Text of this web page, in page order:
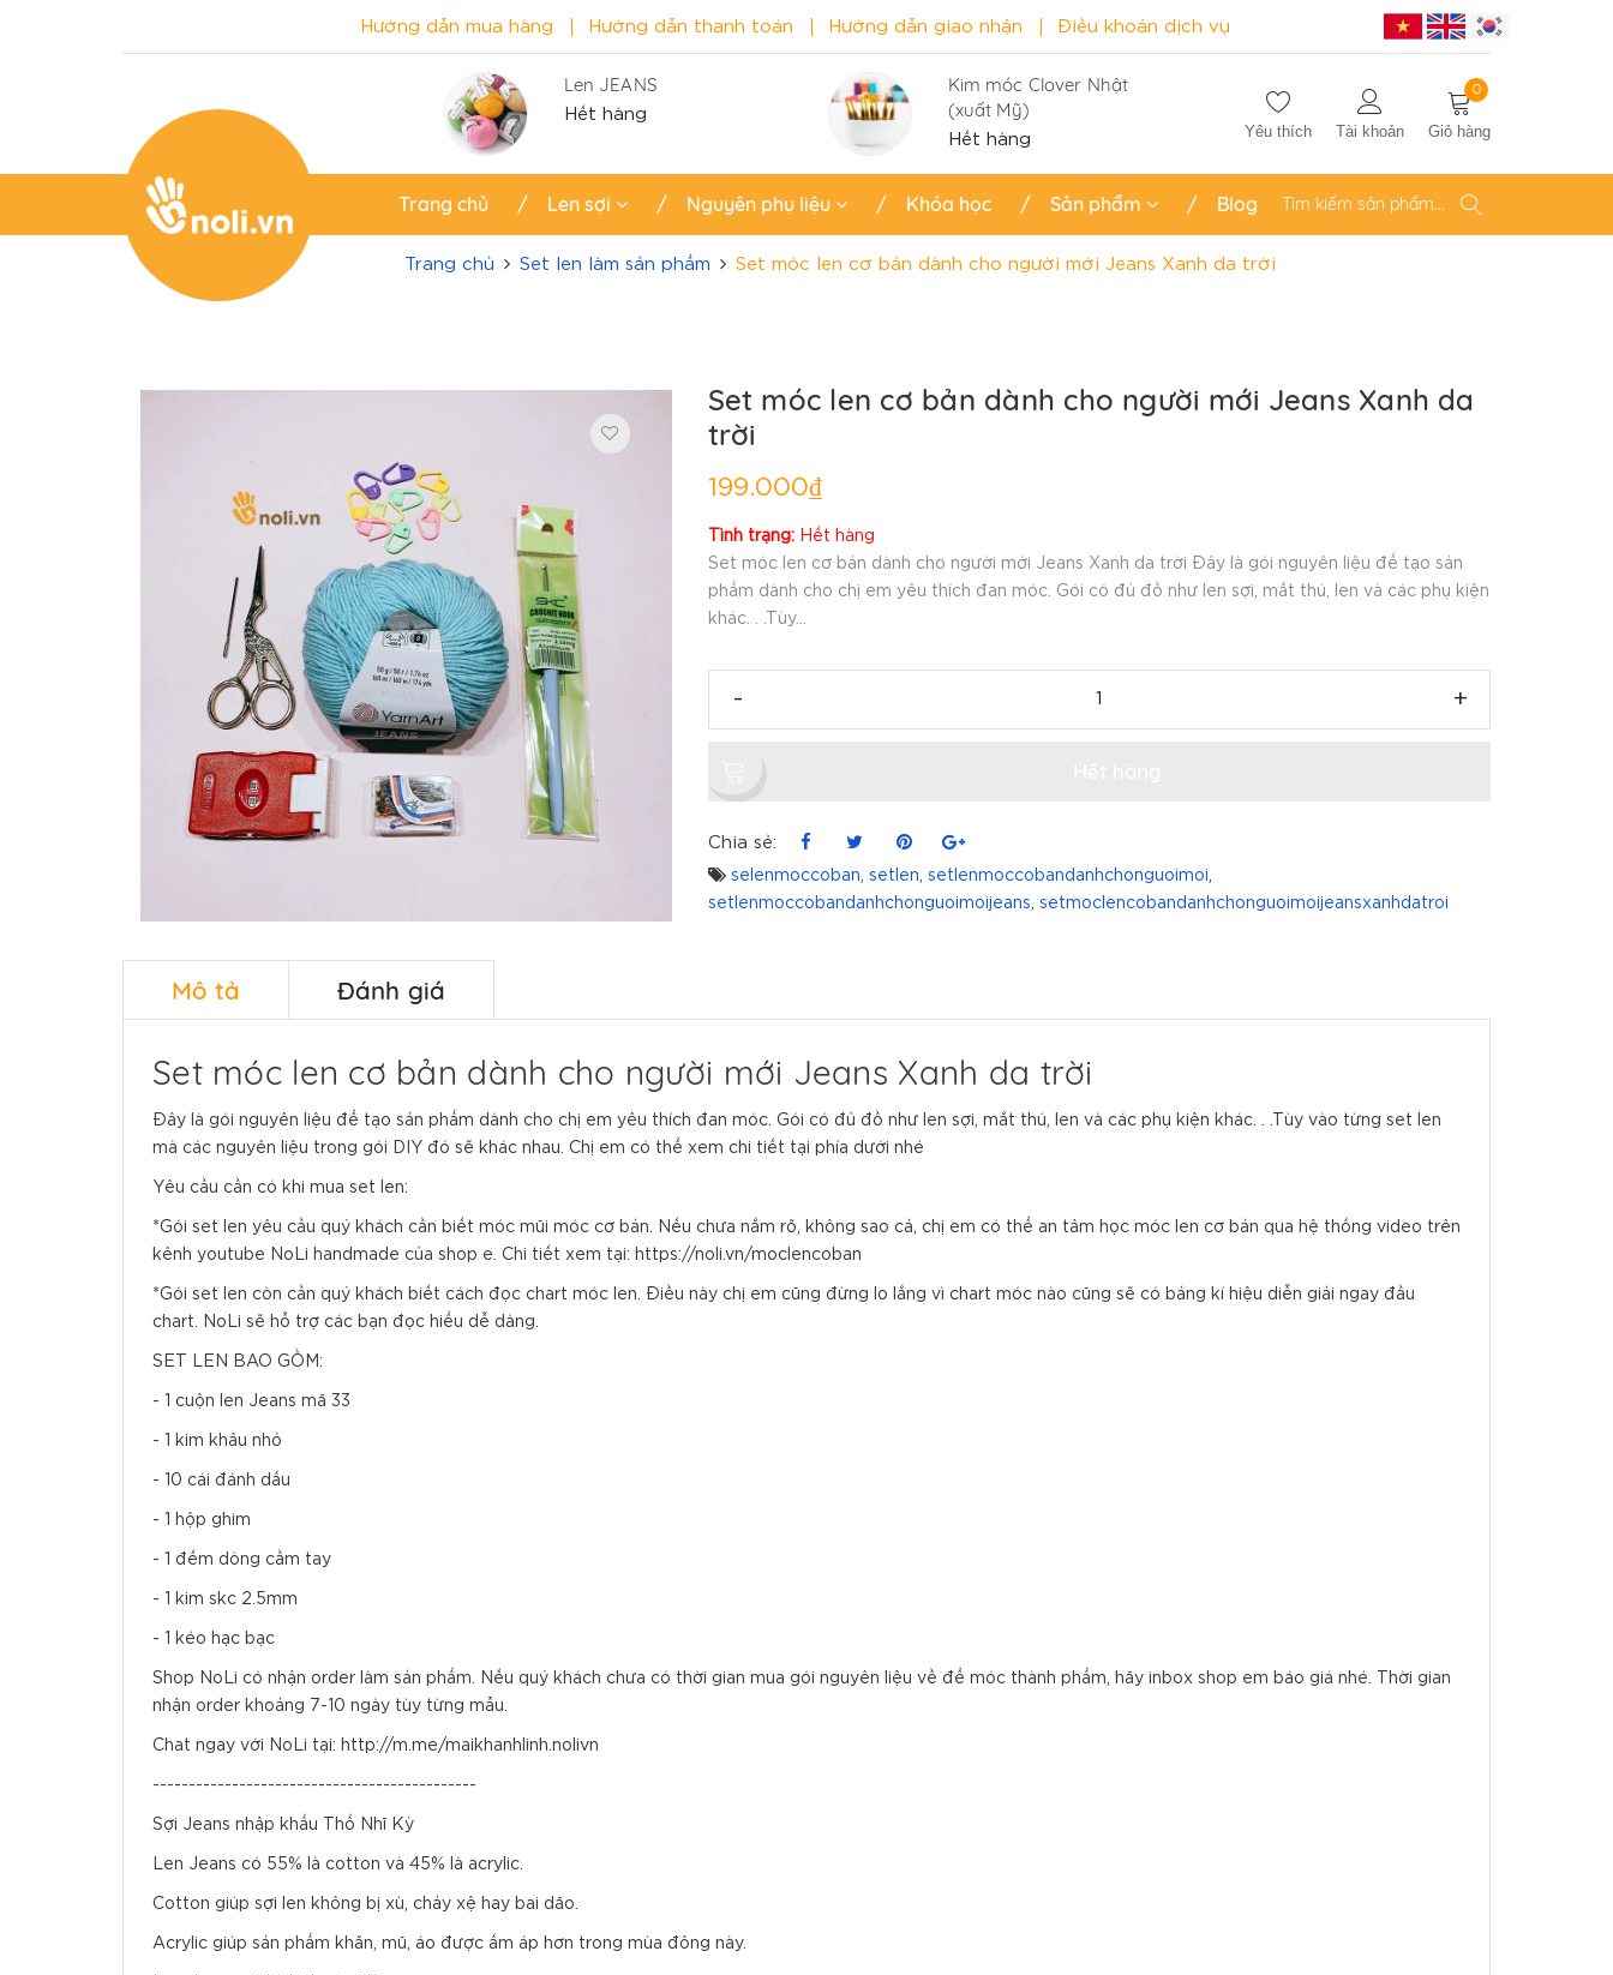
Hướng dẫn mua hàng Hướng dẫn thanh toán Hướng dẫn giao nhận Điều khoản dịch vụ
0
Giỏ hàng
Tài khoản
Yêu thích
Len JEANS
Hết hàng
Kim móc Clover Nhật
(xuất Mỹ)
Hết hàng
Trang chủ Len sợi Nguyên phụ liệu Khóa học Sản phẩm Blog
Trang chủ Set len làm sản phẩm Set móc len cơ bản dành cho người mới Jeans Xanh da trời
Set móc len cơ bản dành cho người mới Jeans Xanh da
trời
199.000₫
Tình trạng:
Hết hàng
Set móc len cơ bản dành cho người mới Jeans Xanh da trời Đây là gói nguyên liệu để tạo sản
phẩm dành cho chị em yêu thích đan móc. Gói có đủ đồ như len sợi, mắt thú, len và các phụ kiện
khác. . .Tùy...
- +
Chia sẻ:
selenmoccoban setlen setlenmoccobandanhchonguoimoi
setlenmoccobandanhchonguoimoijeans
setmoclencobandanhchonguoimoijeansxanhdatroi
Mô tả Đánh giá
Set móc len cơ bản dành cho người mới Jeans Xanh da trời
Đây là gói nguyên liệu để tạo sản phẩm dành cho chị em yêu thích đan móc. Gói có đủ đồ như len sợi, mắt thú, len và các phụ kiện khác. . .Tùy vào từng set len
mà các nguyên liệu trong gói DIY đó sẽ khác nhau. Chị em có thể xem chi tiết tại phía dưới nhé
Yêu cầu cần có khi mua set len:
*Gói set len yêu cầu quý khách cần biết móc mũi móc cơ bản. Nếu chưa nắm rõ, không sao cả, chị em có thể an tâm học móc len cơ bản qua hệ thống video trên
kênh youtube NoLi handmade của shop e. Chi tiết xem tại: https://noli.vn/moclencoban
*Gói set len còn cần quý khách biết cách đọc chart móc len. Điều này chị em cũng đừng lo lắng vì chart móc nào cũng sẽ có bảng kí hiệu diễn giải ngay đầu
chart. NoLi sẽ hỗ trợ các bạn đọc hiểu dễ dàng.
SET LEN BAO GỒM:
- 1 cuộn len Jeans mã 33
- 1 kim khâu nhỏ
- 10 cái đánh dấu
- 1 hộp ghim
- 1 đếm dòng cầm tay
- 1 kim skc 2.5mm
- 1 kéo hạc bạc
Shop NoLi có nhận order làm sản phẩm. Nếu quý khách chưa có thời gian mua gói nguyên liệu về để móc thành phẩm, hãy inbox shop em báo giá nhé. Thời gian
nhận order khoảng 7-10 ngày tùy từng mẫu.
Chat ngay với NoLi tại: http://m.me/maikhanhlinh.nolivn
---------------------------------------------
Sợi Jeans nhập khẩu Thổ Nhĩ Kỳ
Len Jeans có 55% là cotton và 45% là acrylic.
Cotton giúp sợi len không bị xù, chảy xệ hay bai dão.
Acrylic giúp sản phẩm khăn, mũ, áo được ấm áp hơn trong mùa đông này.